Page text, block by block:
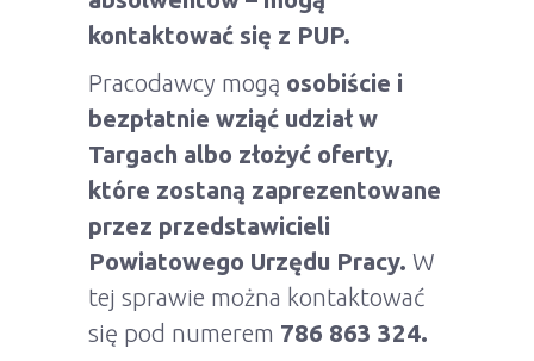
kontaktować się z PUP.
Pracodawcy mogą osobiście i
bezpłatnie wziąć udział w
Targach albo złożyć oferty,
które zostaną zaprezentowane
przez przedstawicieli
Powiatowego Urzędu Pracy. W
tej sprawie można kontaktować
się pod numerem 786 863 324.